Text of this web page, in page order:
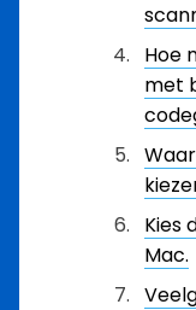
Hoe
met
Kies
Mac.